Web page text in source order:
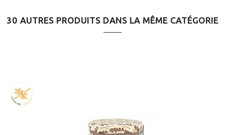
30 AUTRES PRODUITS DANS LA MÊME CATÉGORIE